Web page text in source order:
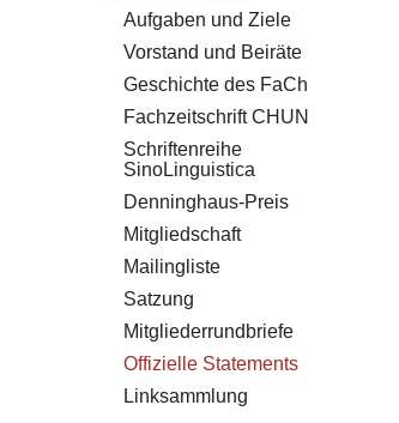
Aufgaben und Ziele
Vorstand und Beiräte
Geschichte des FaCh
Fachzeitschrift CHUN
Schriftenreihe
SinoLinguistica
Denninghaus-Preis
Mitgliedschaft
Mailingliste
Satzung
Mitgliederrundbriefe
Offizielle Statements
Linksammlung